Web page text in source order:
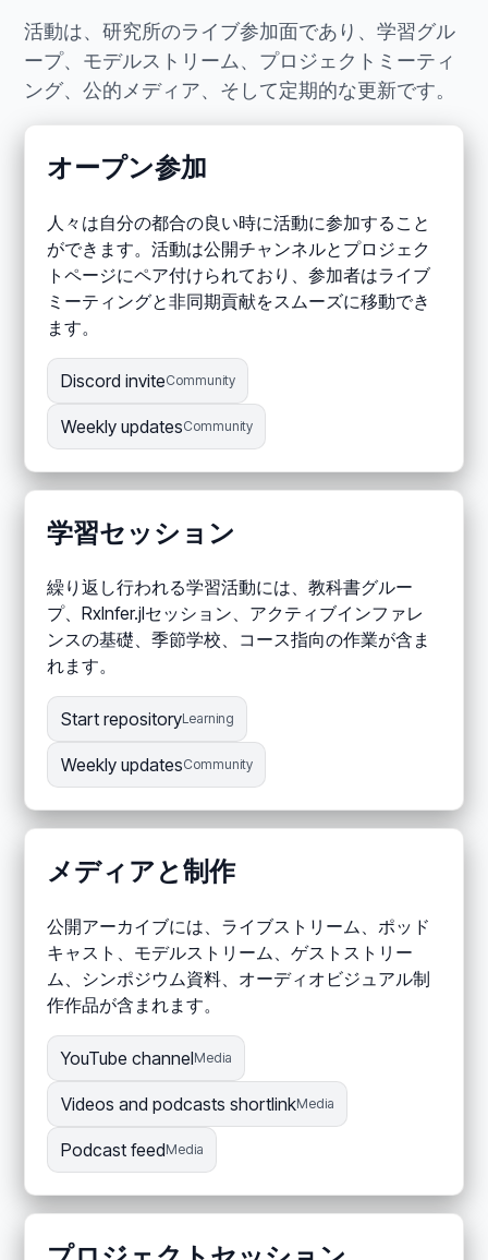
活動は、研究所のライブ参加面であり、学習グル
ープ、モデルストリーム、プロジェクトミーティ
ング、公的メディア、そして定期的な更新です。
オープン参加
人々は自分の都合の良い時に活動に参加すること
ができます。活動は公開チャンネルとプロジェク
トページにペア付けられており、参加者はライブ
ミーティングと非同期貢献をスムーズに移動でき
ます。
Discord inviteCommunity
Weekly updatesCommunity
学習セッション
繰り返し行われる学習活動には、教科書グルー
プ、RxInfer.jlセッション、アクティブインファレ
ンスの基礎、季節学校、コース指向の作業が含ま
れます。
Start repositoryLearning
Weekly updatesCommunity
メディアと制作
公開アーカイブには、ライブストリーム、ポッド
キャスト、モデルストリーム、ゲストストリー
ム、シンポジウム資料、オーディオビジュアル制
作作品が含まれます。
YouTube channelMedia
Videos and podcasts shortlinkMedia
Podcast feedMedia